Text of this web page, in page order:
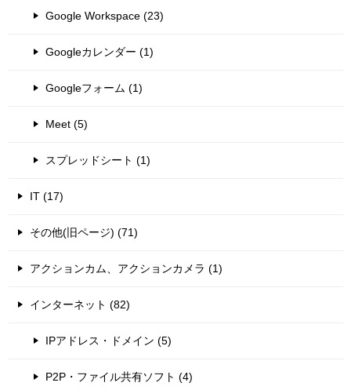
Google Workspace (23)
Googleカレンダー (1)
Googleフォーム (1)
Meet (5)
スプレッドシート (1)
IT (17)
その他(旧ページ) (71)
アクションカム、アクションカメラ (1)
インターネット (82)
IPアドレス・ドメイン (5)
P2P・ファイル共有ソフト (4)